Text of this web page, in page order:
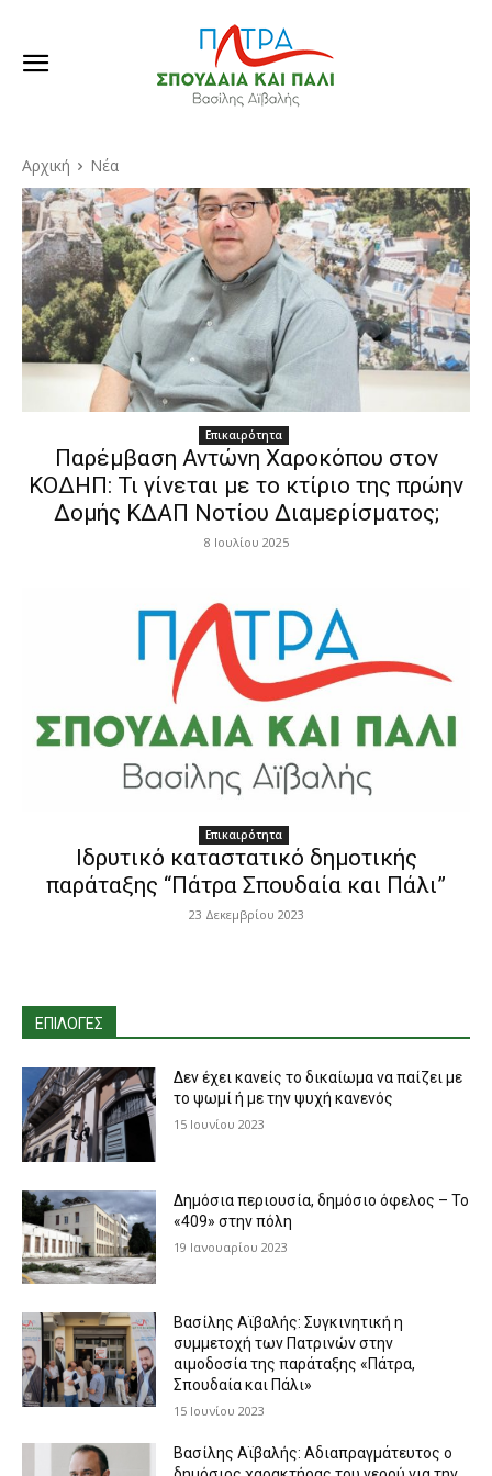
Αρχική Νέα
Επικαιρότητα
Παρέμβαση Αντώνη Χαροκόπου στον
ΚΟΔΗΠ: Τι γίνεται με το κτίριο της πρώην
Δομής ΚΔΑΠ Νοτίου Διαμερίσματος;
8 Ιουλίου 2025
Επικαιρότητα
Ιδρυτικό καταστατικό δημοτικής
παράταξης “Πάτρα Σπουδαία και Πάλι”
23 Δεκεμβρίου 2023
ΕΠΙΛΟΓΕΣ
Δεν έχει κανείς το δικαίωμα να παίζει με
το ψωμί ή με την ψυχή κανενός
15 Ιουνίου 2023
Δημόσια περιουσία, δημόσιο όφελος – Το
«409» στην πόλη
19 Ιανουαρίου 2023
Βασίλης Αϊβαλής: Συγκινητική η
συμμετοχή των Πατρινών στην
αιμοδοσία της παράταξης «Πάτρα,
Σπουδαία και Πάλι»
15 Ιουνίου 2023
Βασίλης Αϊβαλής: Αδιαπραγμάτευτος ο